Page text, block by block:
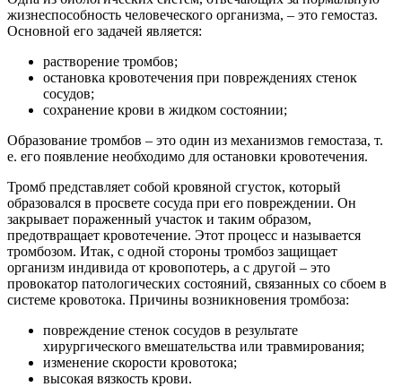
жизнеспособность человеческого организма, – это гемостаз.
Основной его задачей является:
растворение тромбов;
остановка кровотечения при повреждениях стенок
сосудов;
сохранение крови в жидком состоянии;
Образование тромбов – это один из механизмов гемостаза, т.
е. его появление необходимо для остановки кровотечения.
Тромб представляет собой кровяной сгусток, который
образовался в просвете сосуда при его повреждении. Он
закрывает пораженный участок и таким образом,
предотвращает кровотечение. Этот процесс и называется
тромбозом. Итак, с одной стороны тромбоз защищает
организм индивида от кровопотерь, а с другой – это
провокатор патологических состояний, связанных со сбоем в
системе кровотока. Причины возникновения тромбоза:
повреждение стенок сосудов в результате
хирургического вмешательства или травмирования;
изменение скорости кровотока;
высокая вязкость крови.